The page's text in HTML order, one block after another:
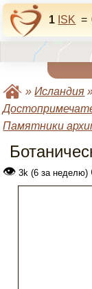
1 ISK =
»Исландия
Памятники
👁 3k (6 за неделю)